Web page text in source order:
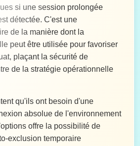
si une session prolongée
détectée. C'est une
de la manière dont la
peut être utilisée pour favoriser
plaçant la sécurité de
de la stratégie opérationnelle
qu'ils ont besoin d'une
absolue de l'environnement
offre la possibilité de
exclusion temporaire